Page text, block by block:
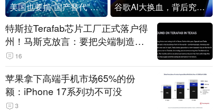
美国也要搞“国产替代”？先算清三笔账 谷歌AI大换血，背后究竟发生了什么？
特斯拉Terafab芯片工厂正式落户得
州！马斯克放言：要把尖端制造带
回美国
16
苹果拿下高端手机市场65%的份
额：iPhone 17系列功不可没
3